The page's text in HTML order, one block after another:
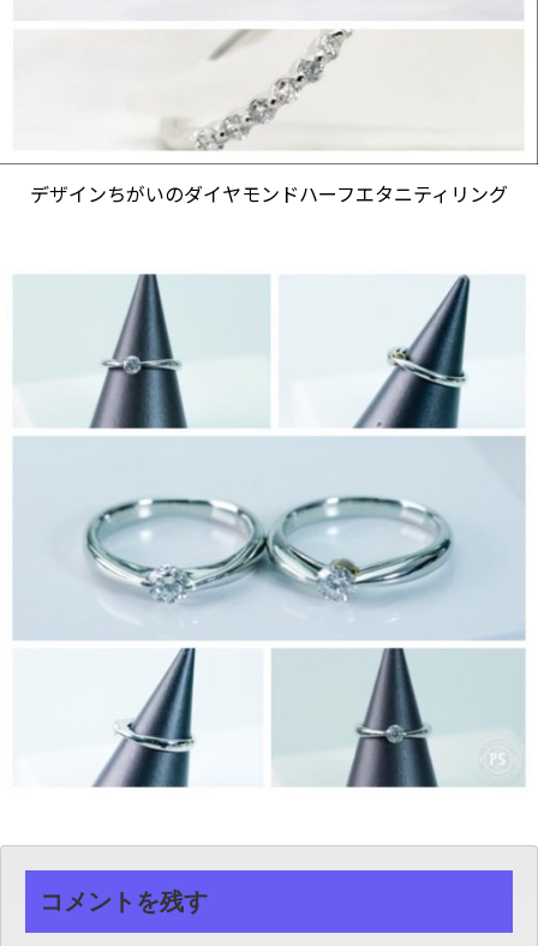
デザインちがいのダイヤモンドハーフエタニティリング
コメントを残す